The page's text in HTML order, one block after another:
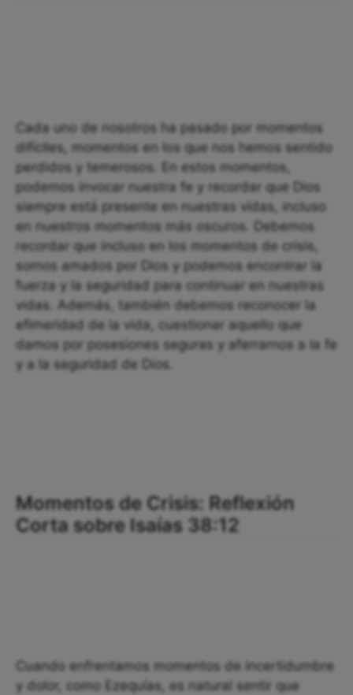
Cada uno de nosotros ha pasado por momentos
difíciles, momentos en los que nos hemos sentido
perdidos y temerosos. En estos momentos,
podemos invocar nuestra fe y recordar que Dios
siempre está presente en nuestras vidas, incluso
en nuestros momentos más oscuros. Debemos
recordar que incluso en los momentos de crisis,
somos amados por Dios y podemos encontrar la
fuerza y la seguridad para continuar en nuestras
vidas. Además, también debemos reconocer la
efimeridad de la vida, cuestionar aquello que
damos por posesiones seguras y aferrarnos a la fe
y a la seguridad de Dios.
Momentos de Crisis: Reflexión
Corta sobre Isaías 38:12
Cuando enfrentamos momentos de incertidumbre
y dolor, como Ezequías, es natural sentir que